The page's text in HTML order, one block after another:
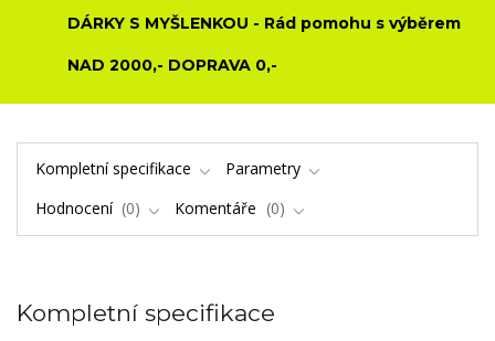
DÁRKY S MYŠLENKOU - Rád pomohu s výběrem
NAD 2000,- DOPRAVA 0,-
Kompletní specifikace
Parametry
Hodnocení
0 Komentáře 0
Kompletní specifikace